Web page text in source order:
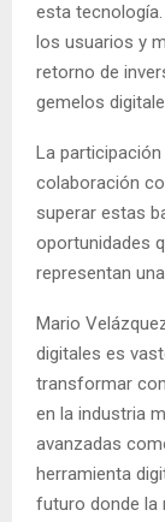
esta
los usuarios y
retorno de
gemelos
La
colaboración
superar estas
oportunidades
representan
Mario
digitales es
transformar
en la industria
avanzadas
herramienta
futuro donde la